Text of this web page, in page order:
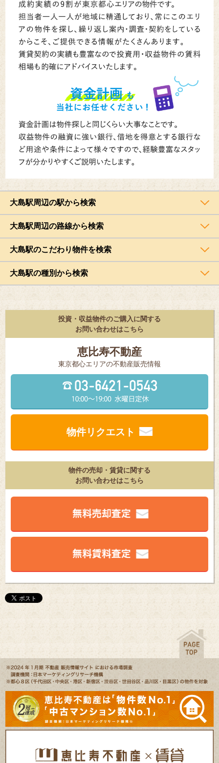
大島駅周辺の駅から検索
大島駅周辺の路線から検索
大島駅のこだわり物件を検索
大島駅の種別から検索
投資・収益物件のご購入に関する
お問い合わせはこちら
恵比寿不動産
東京都⼼エリアの不動産販売情報
物件リクエスト
物件の売却・賃貸に関する
お問い合わせはこちら